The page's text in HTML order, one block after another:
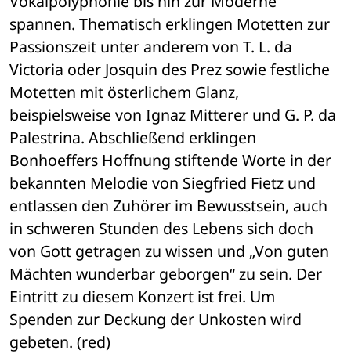
spannen. Thematisch erklingen Motetten zur
Passionszeit unter anderem von T. L. da
Victoria oder Josquin des Prez sowie festliche
Motetten mit österlichem Glanz,
beispielsweise von Ignaz Mitterer und G. P. da
Palestrina. Abschließend erklingen
Bonhoeffers Hoffnung stiftende Worte in der
bekannten Melodie von Siegfried Fietz und
entlassen den Zuhörer im Bewusstsein, auch
in schweren Stunden des Lebens sich doch
von Gott getragen zu wissen und „Von guten
Mächten wunderbar geborgen“ zu sein. Der
Eintritt zu diesem Konzert ist frei. Um
Spenden zur Deckung der Unkosten wird
gebeten. (red)